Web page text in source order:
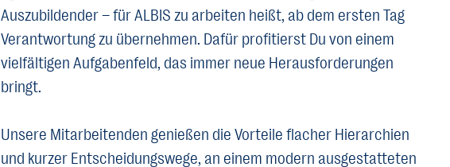
Auszubildender – für ALBIS zu arbeiten heißt, ab dem ersten Tag
Verantwortung zu übernehmen. Dafür profitierst Du von einem
vielfältigen Aufgabenfeld, das immer neue Herausforderungen
bringt.
Unsere Mitarbeitenden genießen die Vorteile flacher Hierarchien
und kurzer Entscheidungswege, an einem modern ausgestatteten